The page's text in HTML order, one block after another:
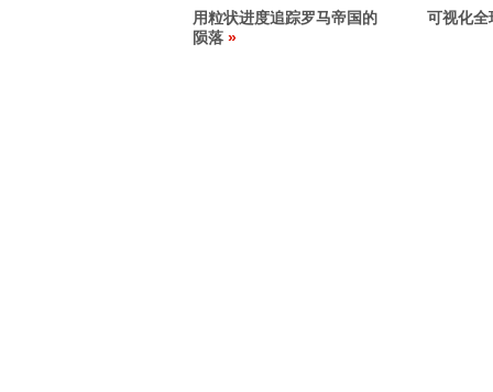
用粒状进度追踪罗马帝国的
陨落
可视化全